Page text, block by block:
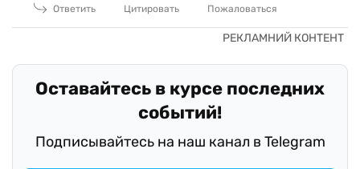
Ответить
Цитировать Пожаловаться
Оставайтесь в курсе последних
событий!
Подписывайтесь на наш канал в Telegram